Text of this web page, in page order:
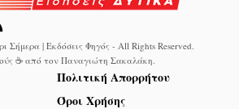
Σήμερα | Εκδόσεις Φηγός - All Rights Reserved.
☕ από τον Παναγιώτη Σακαλάκη.
Πολιτική Απορρήτου
Όροι Χρήσης